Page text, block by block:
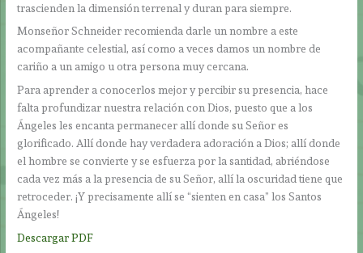
trascienden la dimensión terrenal y duran para siempre.
Monseñor Schneider recomienda darle un nombre a este
acompañante celestial, así como a veces damos un nombre de
cariño a un amigo u otra persona muy cercana.
Para aprender a conocerlos mejor y percibir su presencia, hace
falta profundizar nuestra relación con Dios, puesto que a los
Ángeles les encanta permanecer allí donde su Señor es
glorificado. Allí donde hay verdadera adoración a Dios; allí donde
el hombre se convierte y se esfuerza por la santidad, abriéndose
cada vez más a la presencia de su Señor, allí la oscuridad tiene que
retroceder. ¡Y precisamente allí se “sienten en casa” los Santos
Ángeles!
Descargar PDF